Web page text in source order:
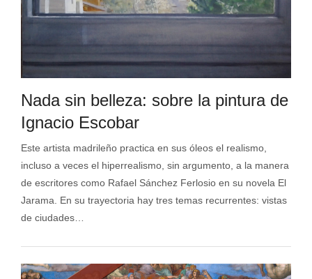
Nada sin belleza: sobre la pintura de
Ignacio Escobar
Este artista madrileño practica en sus óleos el realismo,
incluso a veces el hiperrealismo, sin argumento, a la manera
de escritores como Rafael Sánchez Ferlosio en su novela El
Jarama. En su trayectoria hay tres temas recurrentes: vistas
de ciudades…